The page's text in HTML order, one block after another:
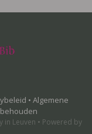
• Algemene
in Leuven • Powered by